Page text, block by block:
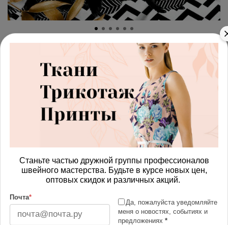
(0) арт.42872103_interlok
Ткань премиум интерлок
полосатый мир
Получить доступ к оптовым ценам
900.00 руб
В корзину
Изменить масштаб
Купить в 1 клик
Добавить в сравнение
Станьте частью дружной группы профессионалов
швейного мастерства. Будьте в курсе новых цен,
оптовых скидок и различных акций.
Почта*
Да, пожалуйста уведомляйте
меня о новостях, событиях и
предложениях *